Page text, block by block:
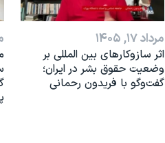
مرداد ۱۷, ۱۴۰۵
اثر ساز‌و‌کارهای بین المللی بر
وضعیت حقوق بشر در ایران؛
گفت‌وگو با فریدون رحمانی